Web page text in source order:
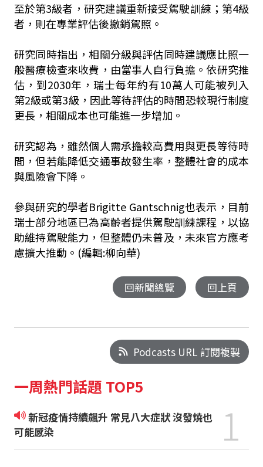
至於第3級者，研究建議重新接受駕駛訓練；第4級
者，則在專業評估後撤銷駕照。
研究同時指出，相關分級與評估同時建議應比照一
般醫療檢查來收費，由當事人自行負擔。依研究推
估，到2030年，瑞士每年約有10萬人可能被列入
第2級或第3級，因此等待評估的時間恐較現行制度
更長，相關成本也可能進一步增加。
研究認為，雖然個人需承擔較高費用與更長等待時
間，但若能降低交通事故發生率，整體社會的成本
與風險會下降。
參與研究的學者Brigitte Gantschnig也表示，目前
瑞士部分地區已為高齡者提供駕駛訓練課程，以協
助維持駕駛能力，但整體仍未普及，未來官方應考
慮擴大推動。(編輯:柳向華)
回新聞總覽 回上頁
Podcasts URL 訂閱複製
一周熱門話題 TOP5
新冠疫情持續飆升 常見八大症狀 沒發燒也
可能感染
1